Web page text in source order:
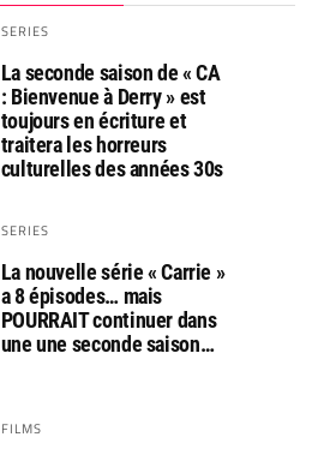
SERIES
La seconde saison de « CA
: Bienvenue à Derry » est
toujours en écriture et
traitera les horreurs
culturelles des années 30s
SERIES
La nouvelle série « Carrie »
a 8 épisodes… mais
POURRAIT continuer dans
une une seconde saison…
FILMS